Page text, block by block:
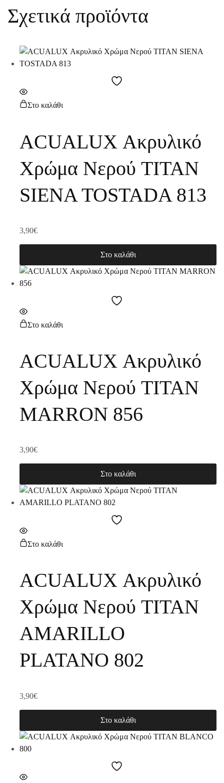
Σχετικά προϊόντα
Στο καλάθι
ACUALUX Ακρυλικό
Χρώμα Νερού TITAN
SIENA TOSTADA 813
3,90€
Στο καλάθι
Στο καλάθι
ACUALUX Ακρυλικό
Χρώμα Νερού TITAN
MARRON 856
3,90€
Στο καλάθι
Στο καλάθι
ACUALUX Ακρυλικό
Χρώμα Νερού TITAN
AMARILLO
PLATANO 802
3,90€
Στο καλάθι